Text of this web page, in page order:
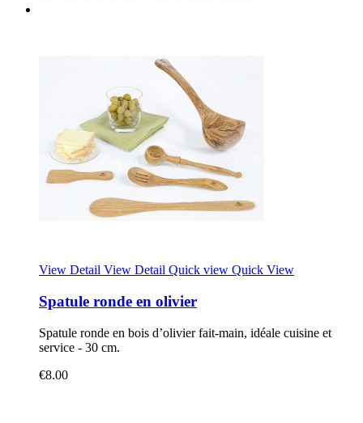
View Detail View Detail Quick view Quick View
Spatule ronde en olivier
Spatule ronde en bois d’olivier fait-main, idéale cuisine et
service - 30 cm.
€8.00